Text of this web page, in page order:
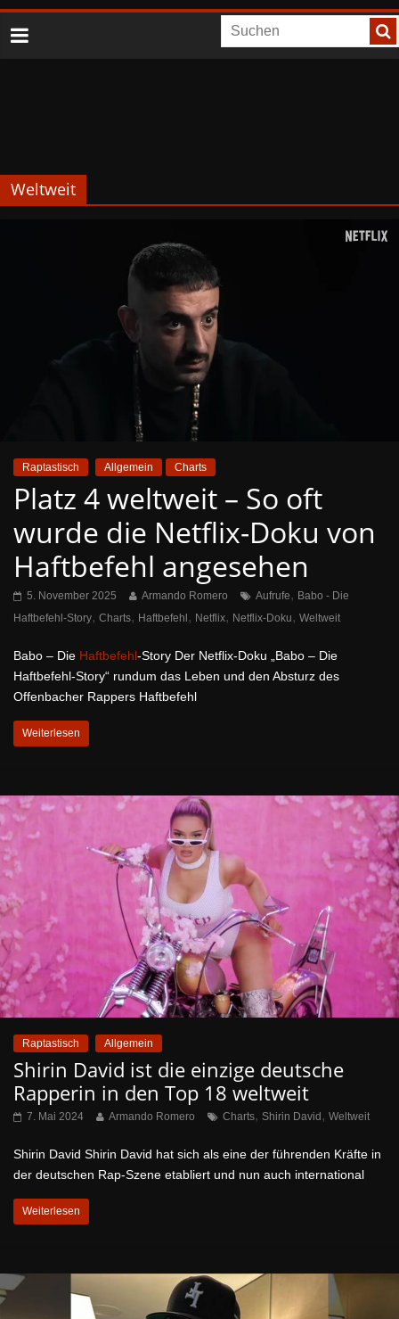
Weltweit
Raptastisch Allgemein Charts
Platz 4 weltweit – So oft
wurde die Netflix-Doku von
Haftbefehl angesehen
5. November 2025 Armando Romero Aufrufe, Babo - Die
Haftbefehl-Story, Charts, Haftbefehl , Netflix, Netflix-Doku, Weltweit
Babo – Die Haftbefehl-Story Der Netflix-Doku „Babo – Die
Haftbefehl-Story“ rundum das Leben und den Absturz des
Offenbacher Rappers Haftbefehl
Weiterlesen
Raptastisch Allgemein
Shirin David ist die einzige deutsche
Rapperin in den Top 18 weltweit
7. Mai 2024 Armando Romero Charts, Shirin David , Weltweit
Shirin David Shirin David hat sich als eine der führenden Kräfte in
der deutschen Rap-Szene etabliert und nun auch international
Weiterlesen